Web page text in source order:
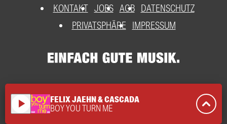
KONTAKT JOBS AGB DATENSCHUTZ
PRIVATSPHÄRE
IMPRESSUM
play_arrow FELIX JAEHN & CASCADA
BOY YOU TURN ME